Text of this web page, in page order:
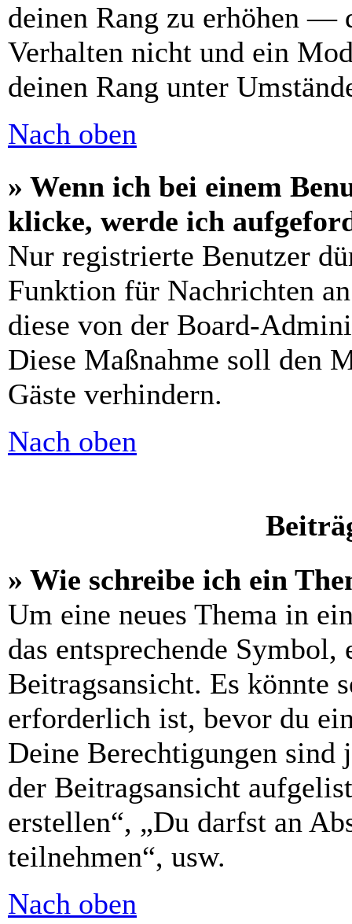
deinen Rang zu erhöhen —
Verhalten nicht und ein
deinen Rang unter
Nach oben
» Wenn ich bei einem
klicke, werde ich
Nur registrierte Benutzer
Funktion für Nachrichten
diese von der Board-
Diese Maßnahme soll den
Gäste verhindern.
Nach oben
» Wie schreibe ich ein
Um eine neues Thema in
das entsprechende
Beitragsansicht. Es könnte
erforderlich ist, bevor du
Deine Berechtigungen sind
der Beitragsansicht
erstellen“, „Du darfst an
teilnehmen“, usw.
Nach oben